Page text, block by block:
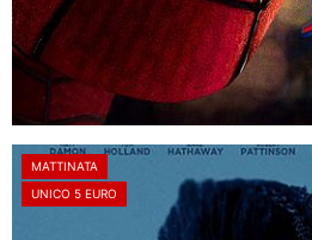
MATTINATA
UNICO 5 EURO